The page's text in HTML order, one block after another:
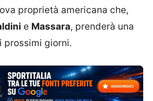
proprietà americana che,
e Massara, prenderà una
prossimi giorni.